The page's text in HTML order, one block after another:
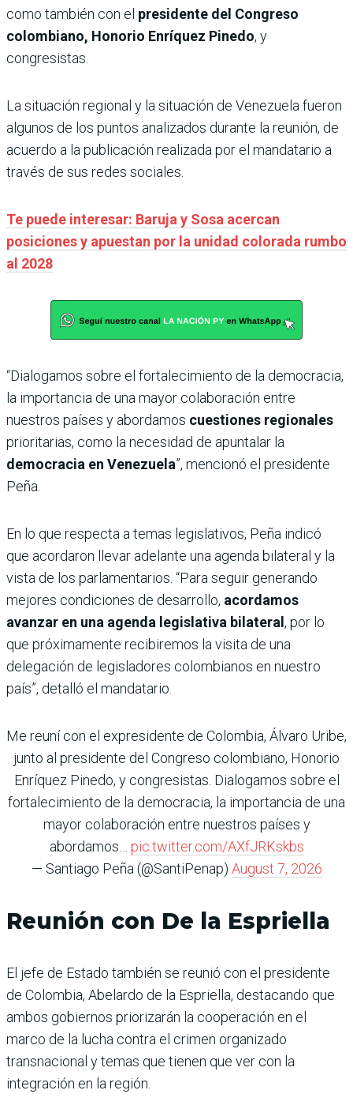
como también con el presidente del Congreso
colombiano, Honorio Enríquez Pinedo, y
congresistas.
La situación regional y la situación de Venezuela fueron
algunos de los puntos analizados durante la reunión, de
acuerdo a la publicación realizada por el mandatario a
través de sus redes sociales.
Te puede interesar: Baruja y Sosa acercan
posiciones y apuestan por la unidad colorada rumbo
al 2028
“Dialogamos sobre el fortalecimiento de la democracia,
la importancia de una mayor colaboración entre
nuestros países y abordamos cuestiones regionales
prioritarias, como la necesidad de apuntalar la
democracia en Venezuela”, mencionó el presidente
Peña.
En lo que respecta a temas legislativos, Peña indicó
que acordaron llevar adelante una agenda bilateral y la
vista de los parlamentarios. “Para seguir generando
mejores condiciones de desarrollo, acordamos
avanzar en una agenda legislativa bilateral , por lo
que próximamente recibiremos la visita de una
delegación de legisladores colombianos en nuestro
país”, detalló el mandatario.
Me reuní con el expresidente de Colombia, Álvaro Uribe,
junto al presidente del Congreso colombiano, Honorio
Enríquez Pinedo, y congresistas. Dialogamos sobre el
fortalecimiento de la democracia, la importancia de una
mayor colaboración entre nuestros países y
abordamos… pic.twitter.com/AXfJRKskbs
— Santiago Peña (@SantiPenap) August 7, 2026
Reunión con De la Espriella
El jefe de Estado también se reunió con el presidente
de Colombia, Abelardo de la Espriella, destacando que
ambos gobiernos priorizarán la cooperación en el
marco de la lucha contra el crimen organizado
transnacional y temas que tienen que ver con la
integración en la región.